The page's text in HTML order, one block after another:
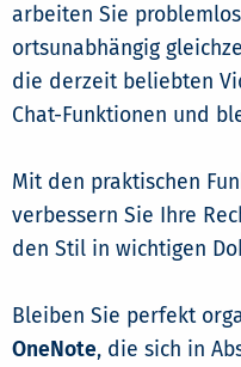
arbeiten Sie
ortsunabhängig
die derzeit beliebten
Chat-Funktionen und
Mit den praktischen
verbessern Sie Ihre
den Stil in wichtigen
Bleiben Sie perfekt
OneNote, die sich in